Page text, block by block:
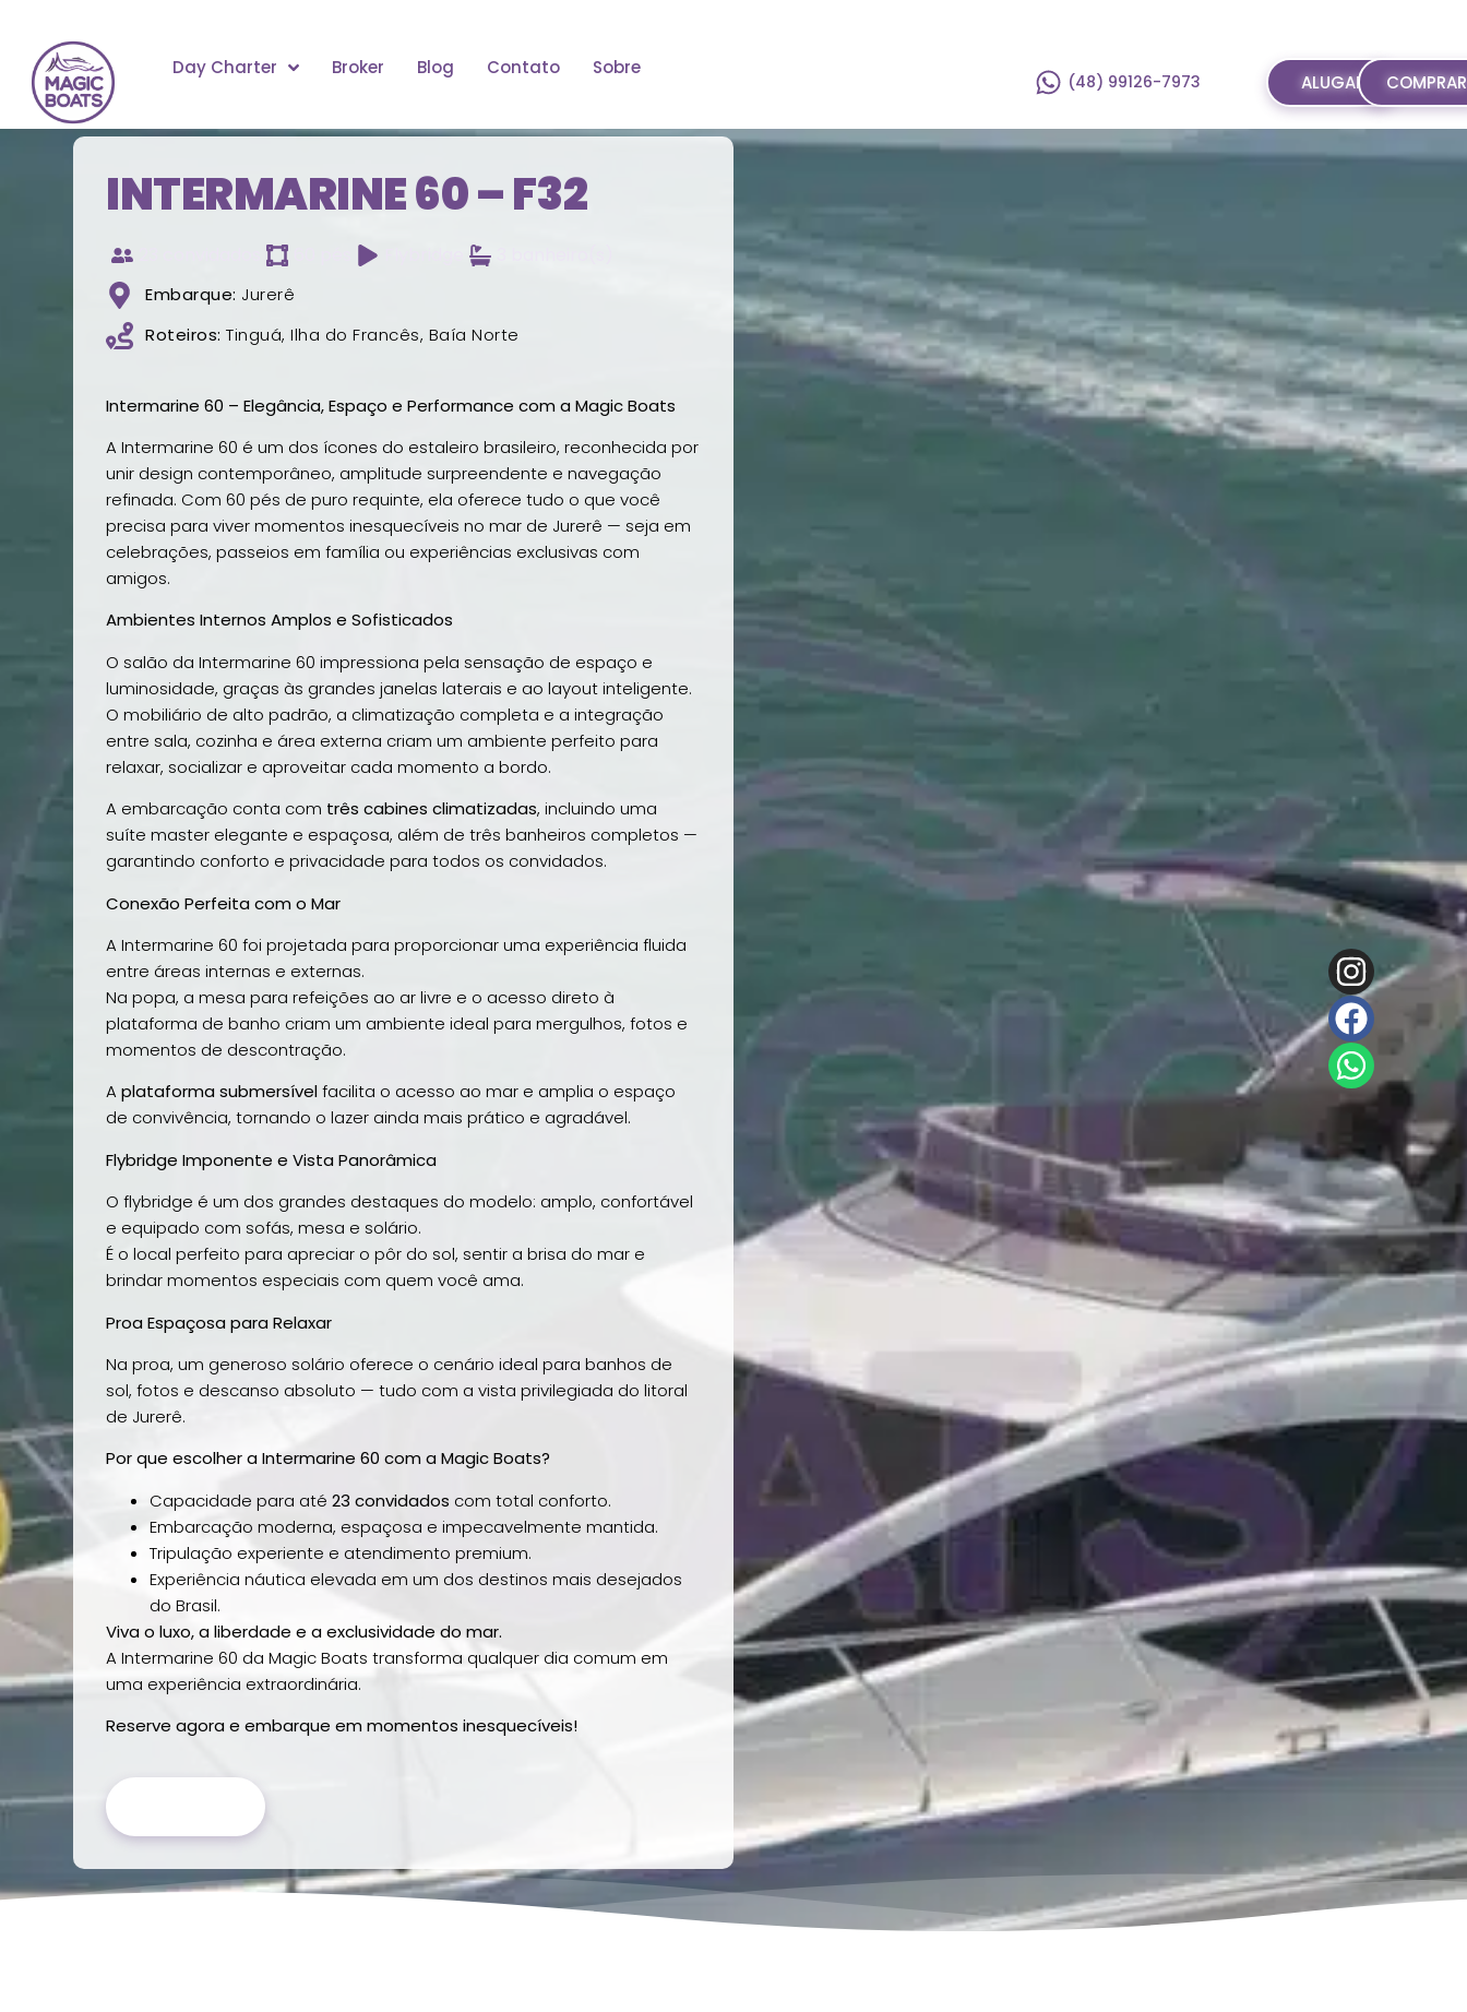
Day Charter Broker Blog Contato Sobre
(48) 99126-7973 ALUGAR COMPRAR
INTERMARINE 60 – F32
Embarque: Jurerê
Roteiros:Tinguá, Ilha do Francês, Baía Norte
Intermarine 60 – Elegância, Espaço e Performance com a Magic Boats
A Intermarine 60 é um dos ícones do estaleiro brasileiro, reconhecida por
unir design contemporâneo, amplitude surpreendente e navegação
refinada. Com 60 pés de puro requinte, ela oferece tudo o que você
precisa para viver momentos inesquecíveis no mar de Jurerê — seja em
celebrações, passeios em família ou experiências exclusivas com
amigos.
Ambientes Internos Amplos e Sofisticados
O salão da Intermarine 60 impressiona pela sensação de espaço e
luminosidade, graças às grandes janelas laterais e ao layout inteligente.
O mobiliário de alto padrão, a climatização completa e a integração
entre sala, cozinha e área externa criam um ambiente perfeito para
relaxar, socializar e aproveitar cada momento a bordo.
A embarcação conta com três cabines climatizadas, incluindo uma
suíte master elegante e espaçosa, além de três banheiros completos —
garantindo conforto e privacidade para todos os convidados.
Conexão Perfeita com o Mar
A Intermarine 60 foi projetada para proporcionar uma experiência fluida
entre áreas internas e externas.
Na popa, a mesa para refeições ao ar livre e o acesso direto à
plataforma de banho criam um ambiente ideal para mergulhos, fotos e
momentos de descontração.
Aplataforma submersívelfacilita o acesso ao mar e amplia o espaço
de convivência, tornando o lazer ainda mais prático e agradável.
Flybridge Imponente e Vista Panorâmica
O flybridge é um dos grandes destaques do modelo: amplo, confortável
e equipado com sofás, mesa e solário.
É o local perfeito para apreciar o pôr do sol, sentir a brisa do mar e
brindar momentos especiais com quem você ama.
Proa Espaçosa para Relaxar
Na proa, um generoso solário oferece o cenário ideal para banhos de
sol, fotos e descanso absoluto — tudo com a vista privilegiada do litoral
de Jurerê.
Por que escolher a Intermarine 60 com a Magic Boats?
Capacidade para até23 convidados com total conforto.
Embarcação moderna, espaçosa e impecavelmente mantida.
Tripulação experiente e atendimento premium.
Experiência náutica elevada em um dos destinos mais desejados
do Brasil.
Viva o luxo, a liberdade e a exclusividade do mar.
A Intermarine 60 da Magic Boats transforma qualquer dia comum em
uma experiência extraordinária.
Reserve agora e embarque em momentos inesquecíveis!